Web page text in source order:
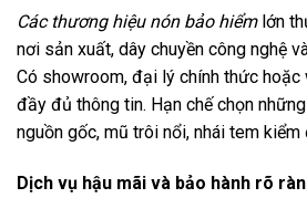
Các thương hiệu nón bảo hiểmlớn
nơi sản xuất, dây chuyền công nghệ
Có showroom, đại lý chính thức hoặc
đầy đủ thông tin. Hạn chế chọn
nguồn gốc, mũ trôi nổi, nhái tem kiểm
Dịch vụ hậu mãi và bảo hành rõ